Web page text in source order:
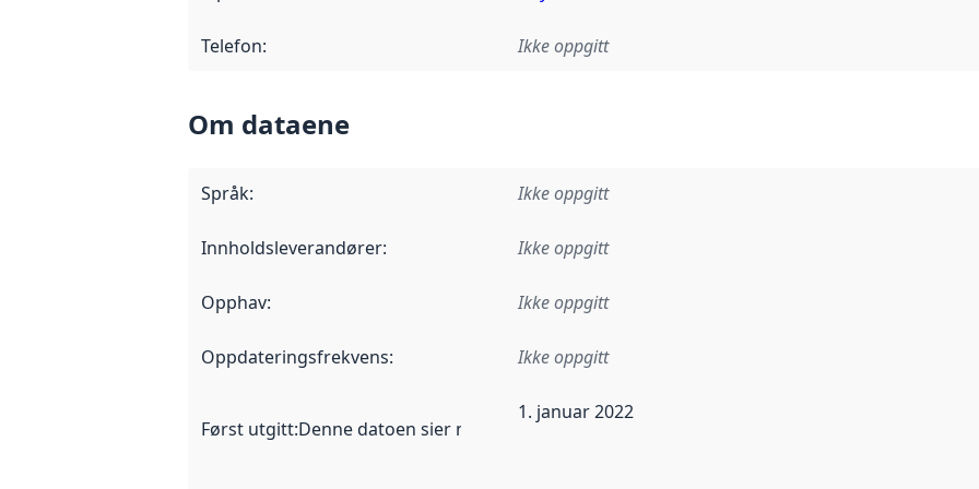
Telefon: Ikke oppgitt
Om dataene
Språk: Ikke oppgitt
Innholdsleverandører: Ikke oppgitt
Opphav: Ikke oppgitt
Oppdateringsfrekvens: Ikke oppgitt
Først utgitt:Denne datoen sier når dataene i dette datasettet første gang ble utgitt. Det kan
1. januar 2022